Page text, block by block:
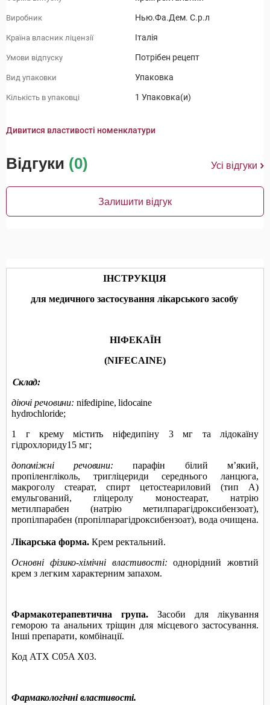
Виробник Нью.Фа.Дем. С.р.л
Країна власник ліцензії Італія
Умови відпуску Потрібен рецепт
Вид упаковки Упаковка
Кількість в упаковці 1 Упаковка(и)
Дивитися властивості номенклатури
Відгуки (0) Усі відгуки
Залишити відгук